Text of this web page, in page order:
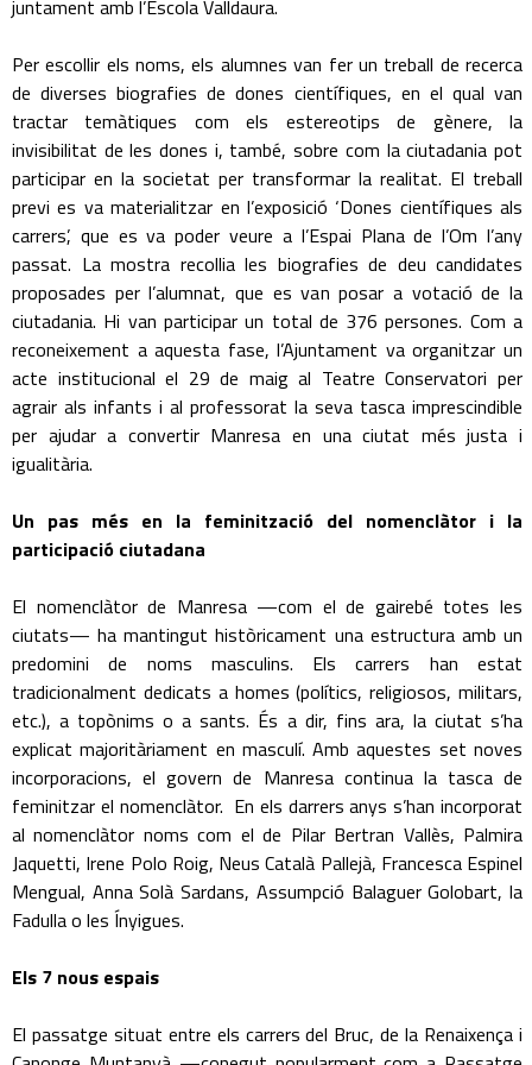
juntament amb l’Escola Valldaura.
Per escollir els noms, els alumnes van fer un treball de recerca
de diverses biografies de dones científiques, en el qual van
tractar temàtiques com els estereotips de gènere, la
invisibilitat de les dones i, també, sobre com la ciutadania pot
participar en la societat per transformar la realitat. El treball
previ es va materialitzar en l’exposició ‘Dones científiques als
carrers’, que es va poder veure a l’Espai Plana de l’Om l’any
passat. La mostra recollia les biografies de deu candidates
proposades per l’alumnat, que es van posar a votació de la
ciutadania. Hi van participar un total de 376 persones. Com a
reconeixement a aquesta fase, l’Ajuntament va organitzar un
acte institucional el 29 de maig al Teatre Conservatori per
agrair als infants i al professorat la seva tasca imprescindible
per ajudar a convertir Manresa en una ciutat més justa i
igualitària.
Un pas més en la feminització del nomenclàtor i la
participació ciutadana
El nomenclàtor de Manresa —com el de gairebé totes les
ciutats— ha mantingut històricament una estructura amb un
predomini de noms masculins. Els carrers han estat
tradicionalment dedicats a homes (polítics, religiosos, militars,
etc.), a topònims o a sants. És a dir, fins ara, la ciutat s’ha
explicat majoritàriament en masculí. Amb aquestes set noves
incorporacions, el govern de Manresa continua la tasca de
feminitzar el nomenclàtor. En els darrers anys s’han incorporat
al nomenclàtor noms com el de Pilar Bertran Vallès, Palmira
Jaquetti, Irene Polo Roig, Neus Català Pallejà, Francesca Espinel
Mengual, Anna Solà Sardans, Assumpció Balaguer Golobart, la
Fadulla o les Ínyigues.
Els 7 nous espais
El passatge situat entre els carrers del Bruc, de la Renaixença i